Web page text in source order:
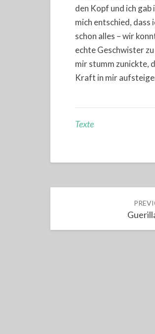
den Kopf und ich
mich entschied, dass
schon alles – wir
echte Geschwister
mir stumm zunickte,
Kraft in mir
Texte